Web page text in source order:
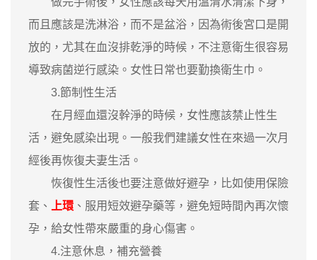
而且應該是洗淋浴，而不是盆浴，因為術後宮口是開
放的，尤其在血沒排乾淨的時候，不注意衛生很容易
導致病菌逆行感染。女性日常也要勤換衛生巾。
3.節制性生活
在月經血還沒幹淨的時候，女性應該禁止性生
活，避免感染出現。一般我們建議女性在來過一次月
經後再恢復夫妻生活。
恢復性生活後也要注意做好避孕，比如使用保險
套、
上環 、服用短效避孕藥等，避免短時間內再次懷
孕，給女性帶來嚴重的身心傷害。
4.注意休息，補充營養